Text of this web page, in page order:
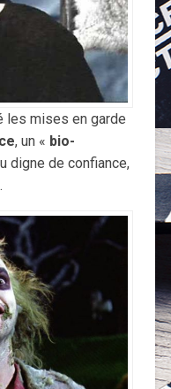
les mises en garde
, un « bio-
digne de confiance,
.